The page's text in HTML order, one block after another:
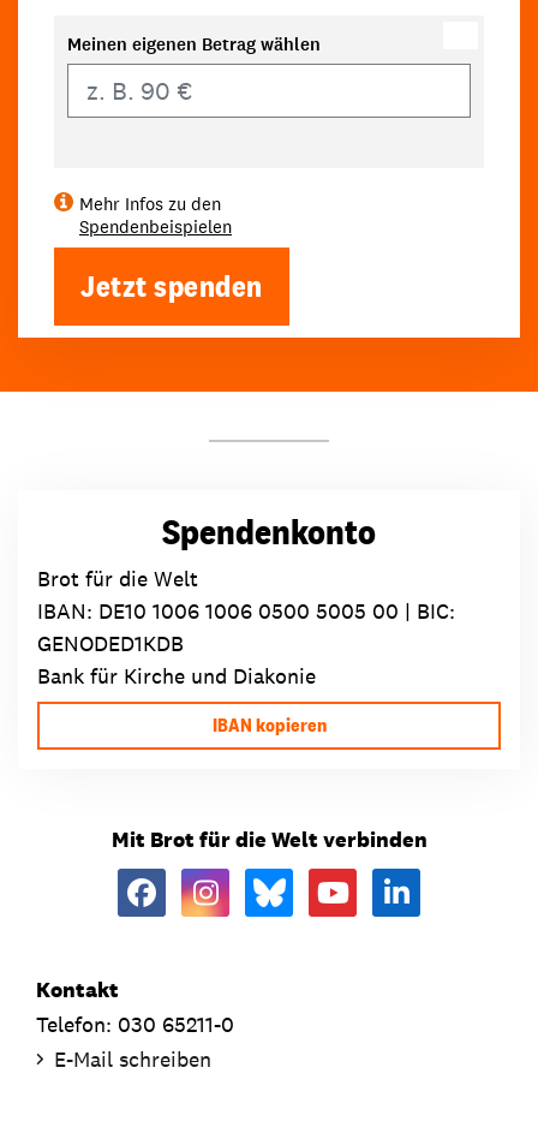
Meinen eigenen Betrag wählen
Mehr Infos zu den
Spendenbeispielen
Jetzt spenden
Spendenkonto
Brot für die Welt
IBAN: DE10 1006 1006 0500 5005 00 | BIC:
GENODED1KDB
Bank für Kirche und Diakonie
IBAN kopieren
Mit Brot für die Welt verbinden
Kontakt
Telefon: 030 65211-0
E-Mail schreiben